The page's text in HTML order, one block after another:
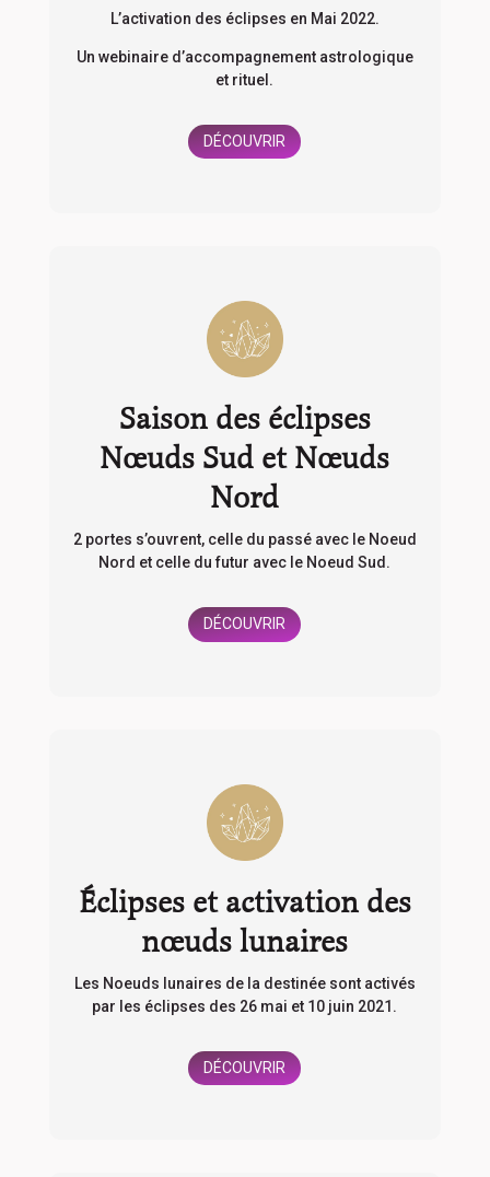
L’activation des éclipses en Mai 2022.
Un webinaire d’accompagnement astrologique
et rituel.
DÉCOUVRIR
Saison des éclipses
Nœuds Sud et Nœuds
Nord
2 portes s’ouvrent, celle du passé avec le Noeud
Nord et celle du futur avec le Noeud Sud.
DÉCOUVRIR
Éclipses et activation des
nœuds lunaires
Les Noeuds lunaires de la destinée sont activés
par les éclipses des 26 mai et 10 juin 2021.
DÉCOUVRIR